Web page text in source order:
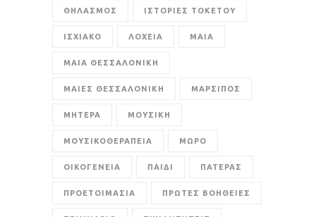
ΘΗΛΑΣΜΟΣ ΙΣΤΟΡΙΕΣ ΤΟΚΕΤΟΥ
ΙΣΧΙΑΚΟ ΛΟΧΕΙΑ ΜΑΙΑ
ΜΑΙΑ ΘΕΣΣΑΛΟΝΙΚΗ
ΜΑΙΕΣ ΘΕΣΣΑΛΟΝΙΚΗ ΜΑΡΣΙΠΟΣ
ΜΗΤΕΡΑ ΜΟΥΣΙΚΗ
ΜΟΥΣΙΚΟΘΕΡΑΠΕΙΑ ΜΩΡΟ
ΟΙΚΟΓΕΝΕΙΑ ΠΑΙΔΙ ΠΑΤΕΡΑΣ
ΠΡΟΕΤΟΙΜΑΣΙΑ ΠΡΩΤΕΣ ΒΟΗΘΕΙΕΣ